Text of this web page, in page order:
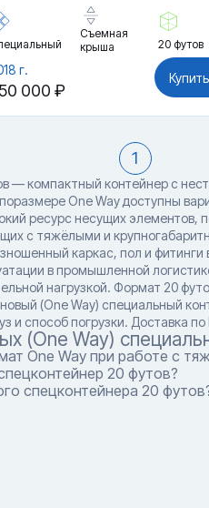
Съемная
крыша
20 футов
г.
000 ₽
Купить
1
— компактный контейнер с
One Way доступны
ресурс несущих элементов,
с тяжёлыми и
каркас, пол и
в промышленной
нагрузкой. Формат 20
(One Way) специальный
и способ погрузки. Доставка по
(One Way)
One Way при работе с
20 футов?
спецконтейнера 20